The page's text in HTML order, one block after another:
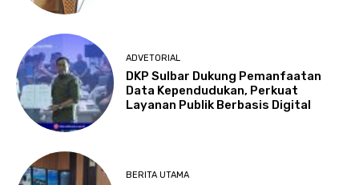
ADVETORIAL
DKP Sulbar Dukung Pemanfaatan
Data Kependudukan, Perkuat
Layanan Publik Berbasis Digital
BERITA UTAMA